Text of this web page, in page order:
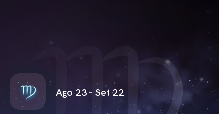
Ago 23 - Set 22